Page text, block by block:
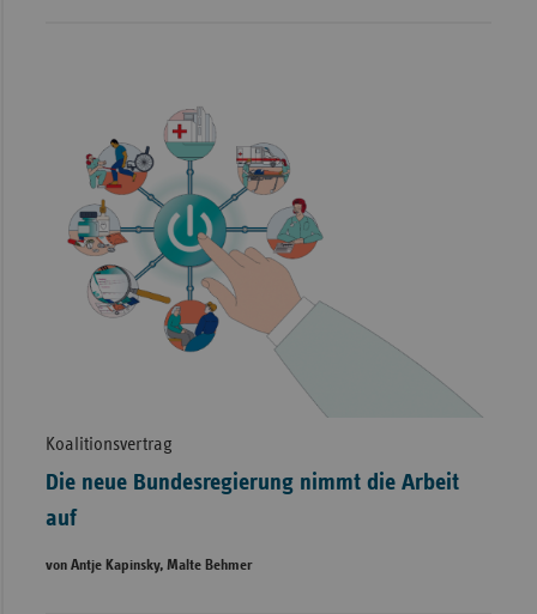
Koalitionsvertrag
Die neue Bundesregierung nimmt die Arbeit
auf
von Antje Kapinsky, Malte Behmer